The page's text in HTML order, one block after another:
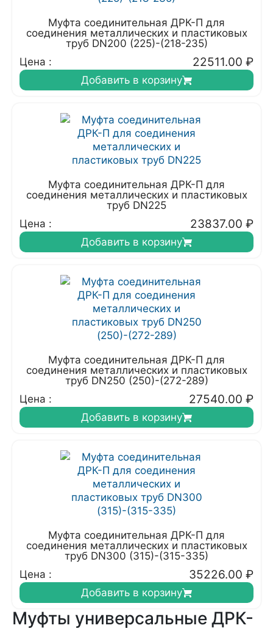
Муфта соединительная ДРК-П для
соединения металлических и пластиковых
труб DN200 (225)-(218-235)
Цена :
22511.00 ₽
Добавить в корзину
Муфта соединительная ДРК-П для
соединения металлических и пластиковых
труб DN225
Цена :
23837.00 ₽
Добавить в корзину
Муфта соединительная ДРК-П для
соединения металлических и пластиковых
труб DN250 (250)-(272-289)
Цена :
27540.00 ₽
Добавить в корзину
Муфта соединительная ДРК-П для
соединения металлических и пластиковых
труб DN300 (315)-(315-335)
Цена :
35226.00 ₽
Добавить в корзину
Муфты универсальные ДРК-